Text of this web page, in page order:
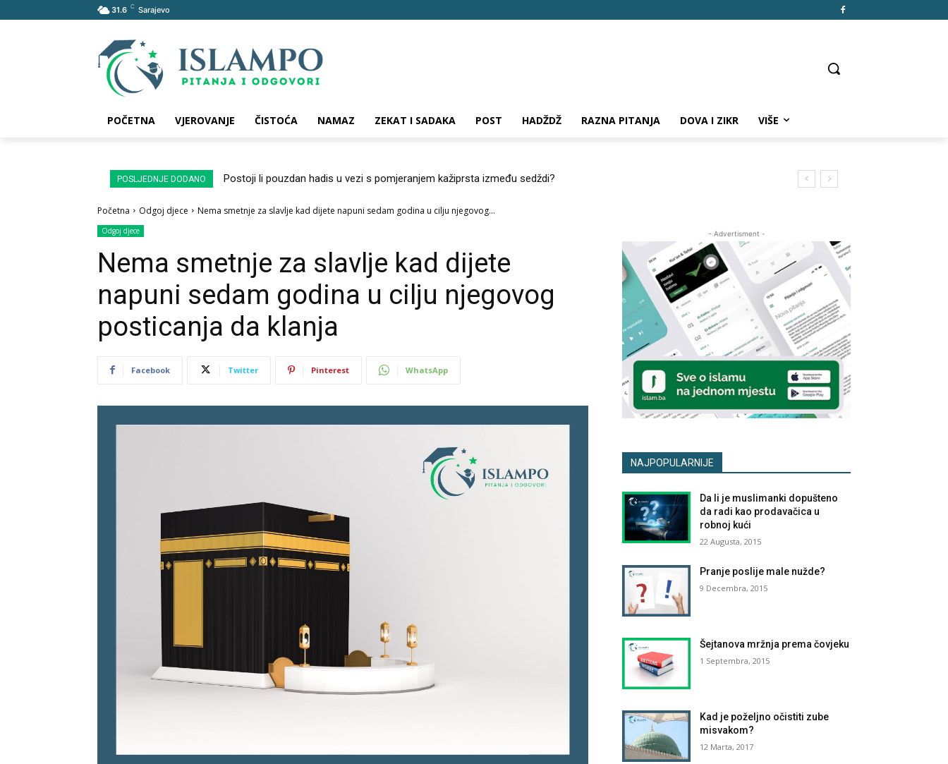
31.6 C Sarajevo
POČETNA VJEROVANJE ČISTOĆA NAMAZ ZEKAT I SADAKA POST HADŽDŽ RAZNA PITANJA DOVA I ZIKR VIŠE
POSLJEDNJE DODANO Postoji li pouzdan hadis u vezi s pomjeranjem kažiprsta između sedždi?
Početna Odgoj djece Nema smetnje za slavlje kad dijete napuni sedam godina u cilju njegovog...
Odgoj djece
Nema smetnje za slavlje kad dijete
napuni sedam godina u cilju njegovog
posticanja da klanja
Facebook Twitter Pinterest WhatsApp
- Advertisment -
NAJPOPULARNIJE
Da li je muslimanki dopušteno
da radi kao prodavačica u
robnoj kući
22 Augusta, 2015
Pranje poslije male nužde?
9 Decembra, 2015
Šejtanova mržnja prema čovjeku
1 Septembra, 2015
Kad je poželjno očistiti zube
misvakom?
12 Marta, 2017